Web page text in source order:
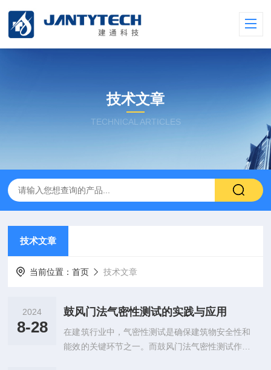
技术文章
TECHNICAL ARTICLES
技术文章
当前位置：首页 技术文章
2024
8-28
鼓风门法气密性测试的实践与应用
在建筑行业中，气密性测试是确保建筑物安全性和
能效的关键环节之一。而鼓风门法气密性测试作为